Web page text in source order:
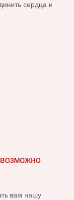
сердца и
вам нашу